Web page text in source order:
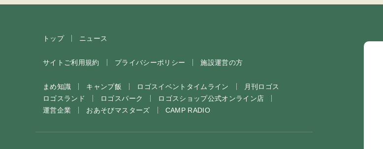
トップ ニュース
サイトご利用規約 プライバシーポリシー 施設運営の方
まめ知識 キャンプ飯 ロゴスイベント タイムライン
月刊ロゴス
ロゴスランド
ロゴスパーク
ロゴスショップ公式オンライン店
運営企業
おあそびマスターズ CAMP RADIO